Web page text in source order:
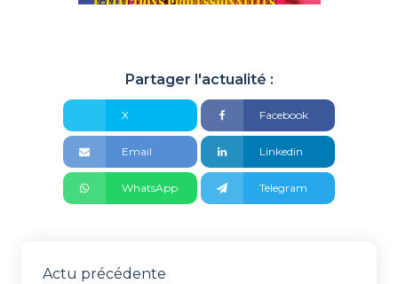
Partager l'actualité :
X Facebook
Email Linkedin
WhatsApp Telegram
Actu précédente